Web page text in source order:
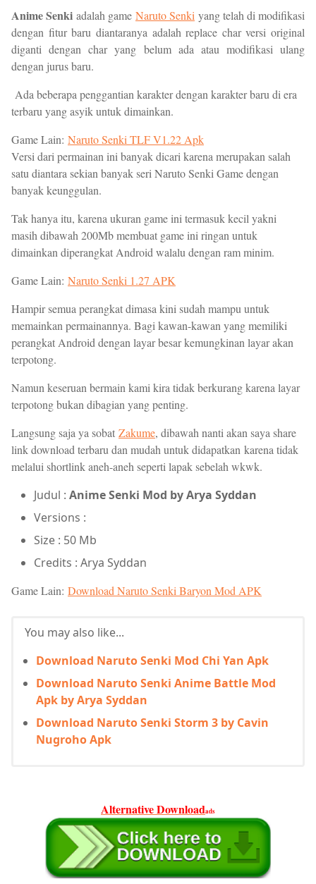
Anime Senki adalah game Naruto Senki yang telah di modifikasi
dengan fitur baru diantaranya adalah replace char versi original
diganti dengan char yang belum ada atau modifikasi ulang
dengan jurus baru.
Ada beberapa penggantian karakter dengan karakter baru di era
terbaru yang asyik untuk dimainkan.
Game Lain: Naruto Senki TLF V1.22 Apk
Versi dari permainan ini banyak dicari karena merupakan salah
satu diantara sekian banyak seri Naruto Senki Game dengan
banyak keunggulan.
Tak hanya itu, karena ukuran game ini termasuk kecil yakni
masih dibawah 200Mb membuat game ini ringan untuk
dimainkan diperangkat Android walalu dengan ram minim.
Game Lain: Naruto Senki 1.27 APK
Hampir semua perangkat dimasa kini sudah mampu untuk
memainkan permainannya. Bagi kawan-kawan yang memiliki
perangkat Android dengan layar besar kemungkinan layar akan
terpotong.
Namun keseruan bermain kami kira tidak berkurang karena layar
terpotong bukan dibagian yang penting.
Langsung saja ya sobat Zakume, dibawah nanti akan saya share
link download terbaru dan mudah untuk didapatkan karena tidak
melalui shortlink aneh-aneh seperti lapak sebelah wkwk.
Judul : Anime Senki Mod by Arya Syddan
Versions :
Size : 50 Mb
Credits : Arya Syddan
Game Lain: Download Naruto Senki Baryon Mod APK
You may also like...
Download Naruto Senki Mod Chi Yan Apk
Download Naruto Senki Anime Battle Mod
Apk by Arya Syddan
Download Naruto Senki Storm 3 by Cavin
Nugroho Apk
Alternative Downloadads